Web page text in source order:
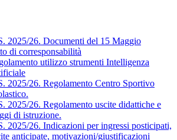
2025/26. Documenti del 15 Maggio
di corresponsabilità
utilizzo strumenti Intelligenza
2025/26. Regolamento Centro Sportivo
2025/26. Regolamento uscite didattiche e
di istruzione.
2025/26. Indicazioni per ingressi posticipati,
anticipate, motivazioni/giustificazioni